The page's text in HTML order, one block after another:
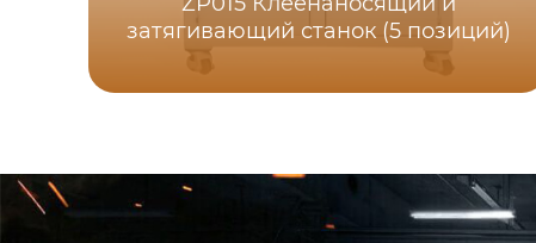
затягивающий станок (5 позиций)